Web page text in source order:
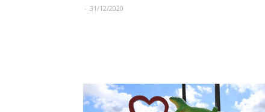
- 31/12/2020